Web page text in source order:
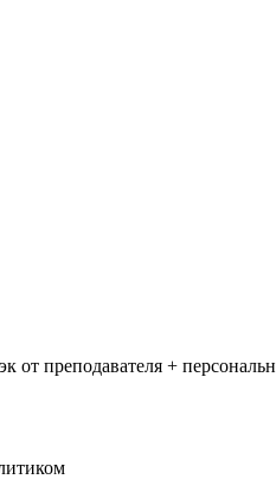
преподавателя +